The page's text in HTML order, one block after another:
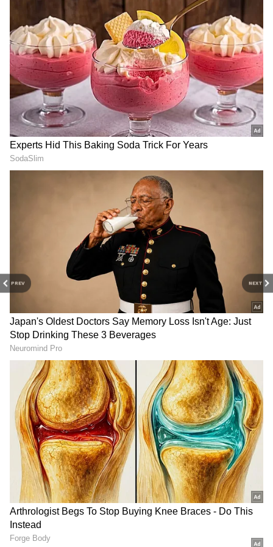
PREV NEXT
తాజాగా అదాశర్మ అస్వ‌స్ధ‌త‌కు లోన‌వ‌డంతో బుధ‌వారం
ఆస్ప‌త్రిలో చేరారు. అదా శర్మ చేయాల్సిన అప్ కమింగ్ షో
క‌మాండో ప్ర‌మోష‌న్ ఈవెంట్‌లో పాల్గొనే ముందు ఆమె
అనారోగ్యానికి లోన‌య్యారు. అయితే ఆస్పిటల్ కుతీసుకెళ్లి
పరీక్షించగా.. ఆమె తీవ్రమైన డ‌యేరియా, ఫుడ్ అల‌ర్జీతో ఆమె
బాధ‌ప‌డుతున్నార‌ని వైద్యులు తెలిపారు. ప్ర‌స్తుతం ఆదా శ‌ర్మ
వైద్యుల ప‌ర్య‌వేక్ష‌ణ‌లో ఉన్నార‌ని, ఆమె ఆరోగ్య ప‌రిస్ధితి
నిల‌క‌డ‌గా ఉంద‌ని స‌మాచారం.
5
Photo Courtesy: Instagram
అయితే ఈ షో ప్ర‌మోషన్ ఈవెంట్‌లో పాల్గొనే ముందు అదా
శర్మకు వాంతుల‌ు అయినట్టు తెలిసింది. ఈ షోలో అదా శర్మ
క‌మాండోలో భావ‌నా రెడ్డి పాత్ర పోషించింది. ఆదా శ‌ర్మ
ప్ర‌స్తుతం ఆ షో ప్ర‌మోష‌న్స్‌లో బిజీగా ఉన్నారు. గతంలో
తెలుగులో వరుస సినిమాల్లో నటించింది అదా శర్మ. కాని
హీరోయిన్ గా స్టార్ డమ్ మాత్రం సాధించలేకపోయింది.